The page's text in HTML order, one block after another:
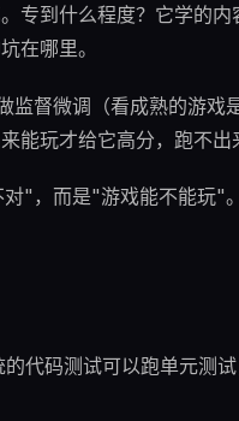
专到什么程度？它学的内
在哪里。
监督微调（看成熟的游
玩才给它高分，跑不出
"，而是"游戏能不能玩"。
代码测试可以跑单元测